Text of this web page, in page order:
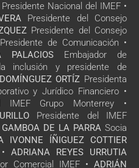
Presidente Nacional del IMEF •
Presidente del Consejo
Presidente del Consejo
Presidente de Comunicación •
PALACIOS Embajador de
inclusión y presidente de
ORTÍZ Presidenta
y Jurídico Financiero •
Grupo Monterrey •
Presidente del IMEF
DE LA PARRA Socia
IVONNE ÍÑIGUEZ COTTIER
ADRIANA REYES URRUTIA
Comercial IMEF • ADRIÁN